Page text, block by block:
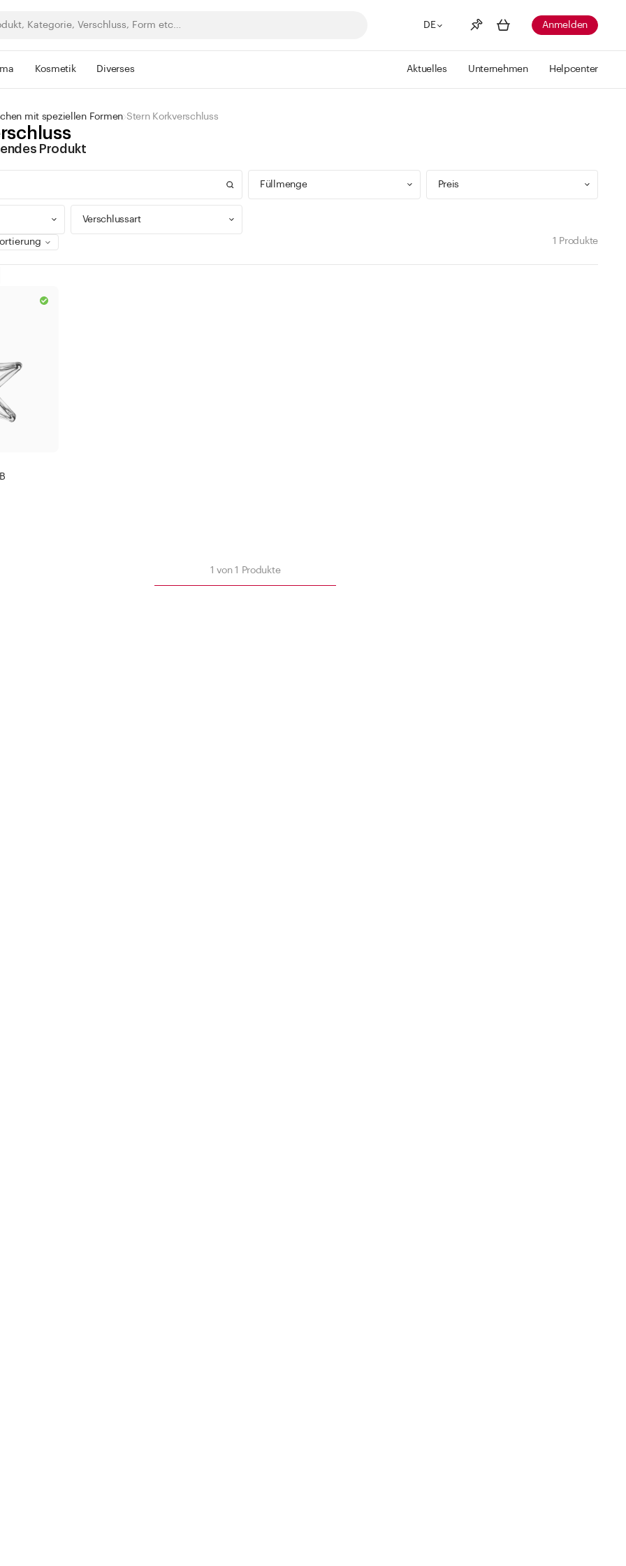
DE
Merkliste Mehr anzeigen
Anmelden
Kosmetik Diverses Aktuelles Unternehmen Helpcenter
mit speziellen Formen Stern Korkverschluss
Produkt
Füllmenge
0 - 99 ml
Preis
Verschlussart
1 Produkte
1von1 Produkte